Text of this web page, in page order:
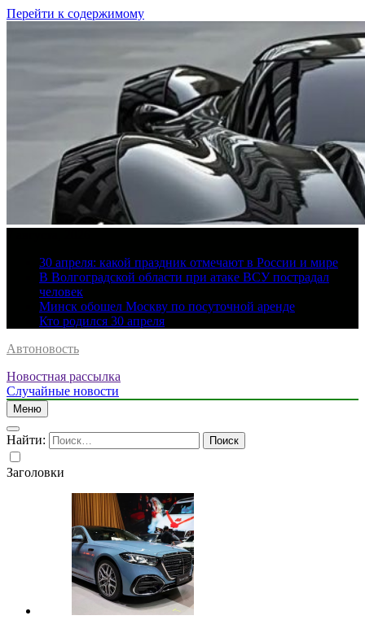
Перейти к содержимому
30 апреля: какой праздник отмечают в России и мире
В Волгоградской области при атаке ВСУ пострадал
человек
Минск обошел Москву по посуточной аренде
Кто родился 30 апреля
Автоновость
Новостная рассылка
Случайные новости
Меню
Найти:
Заголовки